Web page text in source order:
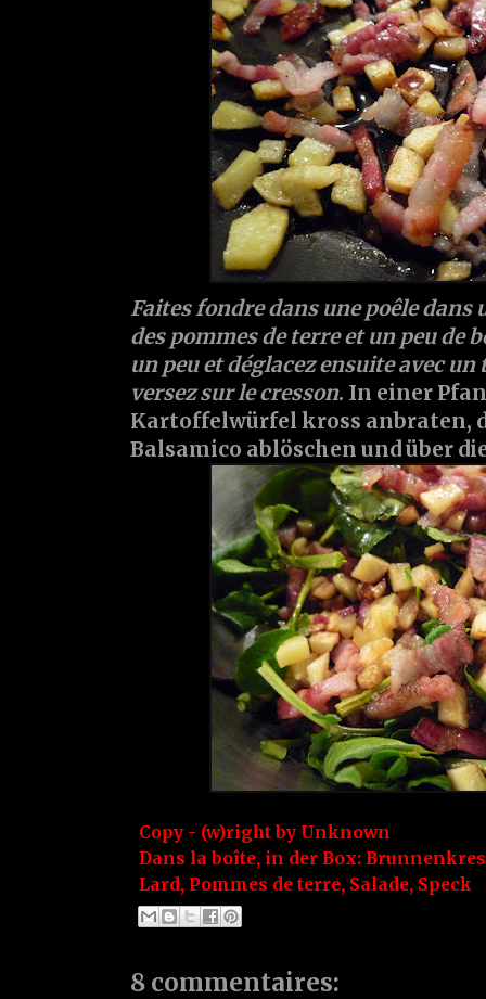
Faites fondre dans une poêle dans
des pommes de terre et un peu de
un peu et déglacez ensuite avec
versez sur le cresson. In einer
Kartoffelwürfel kross anbraten,
Balsamico ablöschen und über
Copy - (w)right by Unknown
Dans la boîte, in der Box:
Lard, Pommes de terre, Salade, Speck
8 commentaires: